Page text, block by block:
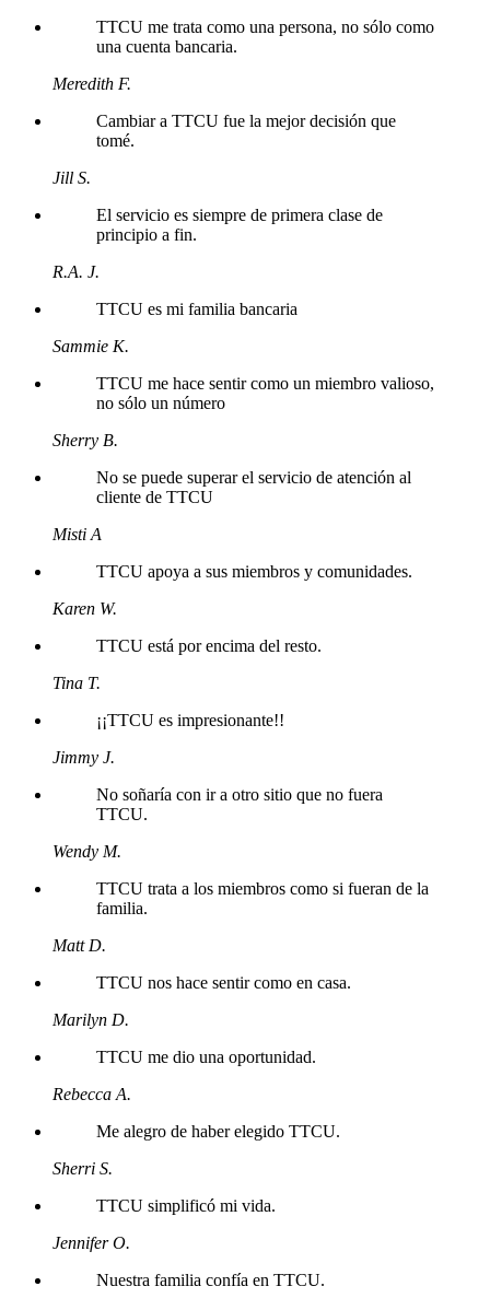
TTCU me trata como una persona, no sólo como
una cuenta bancaria.
Meredith F.
Cambiar a TTCU fue la mejor decisión que
tomé.
Jill S.
El servicio es siempre de primera clase de
principio a fin.
R.A. J.
TTCU es mi familia bancaria
Sammie K.
TTCU me hace sentir como un miembro valioso,
no sólo un número
Sherry B.
No se puede superar el servicio de atención al
cliente de TTCU
Misti A
TTCU apoya a sus miembros y comunidades.
Karen W.
TTCU está por encima del resto.
Tina T.
¡¡TTCU es impresionante!!
Jimmy J.
No soñaría con ir a otro sitio que no fuera
TTCU.
Wendy M.
TTCU trata a los miembros como si fueran de la
familia.
Matt D.
TTCU nos hace sentir como en casa.
Marilyn D.
TTCU me dio una oportunidad.
Rebecca A.
Me alegro de haber elegido TTCU.
Sherri S.
TTCU simplificó mi vida.
Jennifer O.
Nuestra familia confía en TTCU.